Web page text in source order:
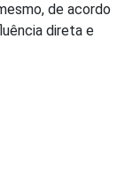
de acordo
direta e